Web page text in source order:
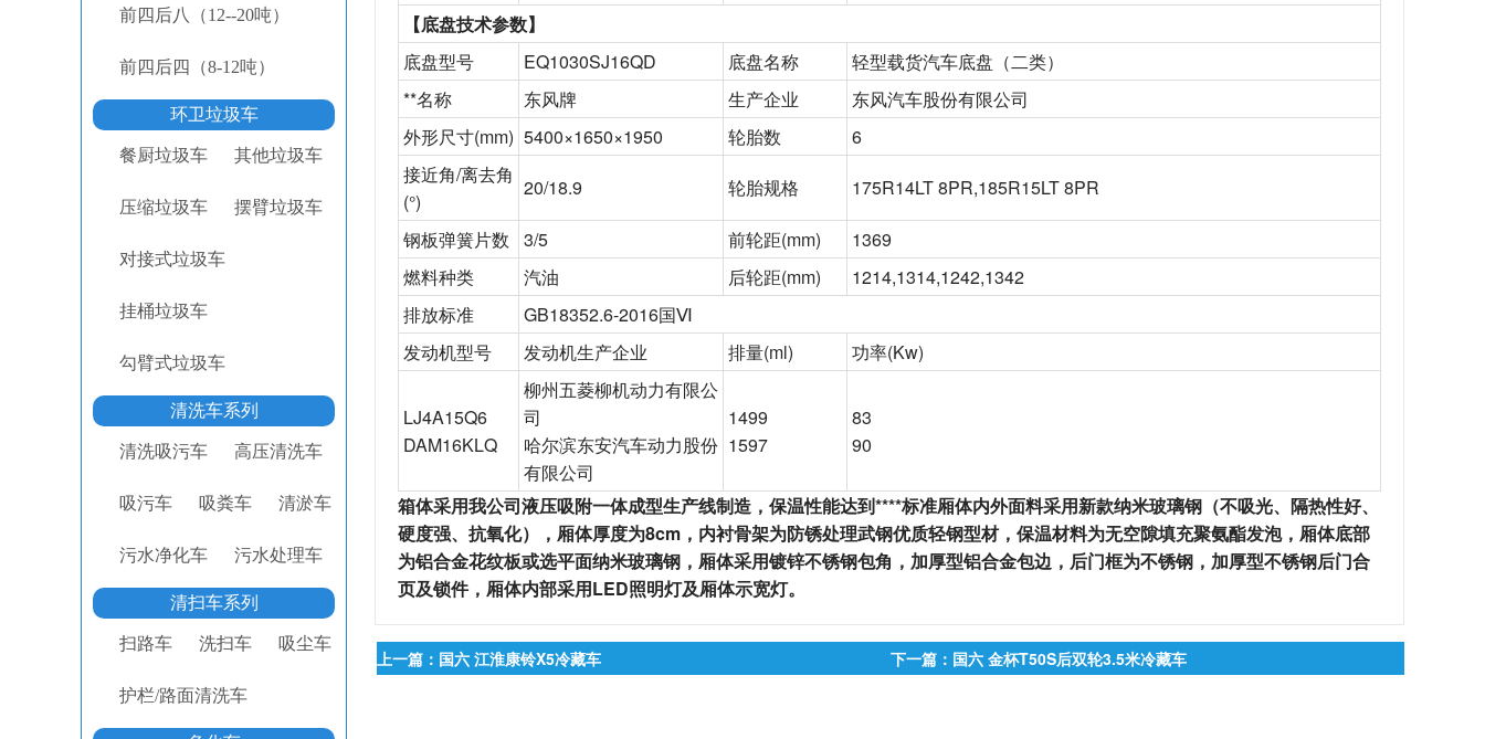
前四后八（12--20吨）
前四后四（8-12吨）
环卫垃圾车
餐厨垃圾车 其他垃圾车
压缩垃圾车 摆臂垃圾车
对接式垃圾车
挂桶垃圾车
勾臂式垃圾车
清洗车系列
清洗吸污车 高压清洗车
吸污车 吸粪车 清淤车
污水净化车 污水处理车
清扫车系列
扫路车 洗扫车 吸尘车
护栏/路面清洗车
【底盘技术参数】
底盘型号
EQ1030SJ16QD 底盘名称
轻型载货汽车底盘（二类）
**名称
东风牌 生产企业
东风汽车股份有限公司
外形尺寸(mm) 5400×1650×1950 轮胎数
6
接近角/离去角
(°)
20/18.9 轮胎规格 175R14LT 8PR,185R15LT 8PR
钢板弹簧片数 3/5 前轮距(mm)
1369
燃料种类
汽油 后轮距(mm)
1214,1314,1242,1342
排放标准
GB18352.6-2016国Ⅵ
发动机型号
发动机生产企业 排量(ml) 功率(Kw)
LJ4A15Q6
DAM16KLQ
柳州五菱柳机动力有限公
司
哈尔滨东安汽车动力股份
有限公司
1499
1597
83
90
箱体采用我公司液压吸附一体成型生产线制造，保温性能达到****标准厢体内外面料采用新款纳米玻璃钢（不吸光、隔热性好、
硬度强、抗氧化），厢体厚度为8cm， 内衬骨架为防锈处理武钢优质轻钢型材，保温材料为无空隙填充聚氨酯发泡，厢体底部
为铝合金花纹板或选平面纳米玻璃钢， 厢体采用镀锌不锈钢包角，加厚型铝合金包边，后门框为不锈钢，加厚型不锈钢后门合
页及锁件，厢体内部采用LED照明灯及厢体示宽灯。
上一篇：国六 江淮康铃X5冷藏车 下一篇：国六 金杯T50S后双轮3.5米冷藏车